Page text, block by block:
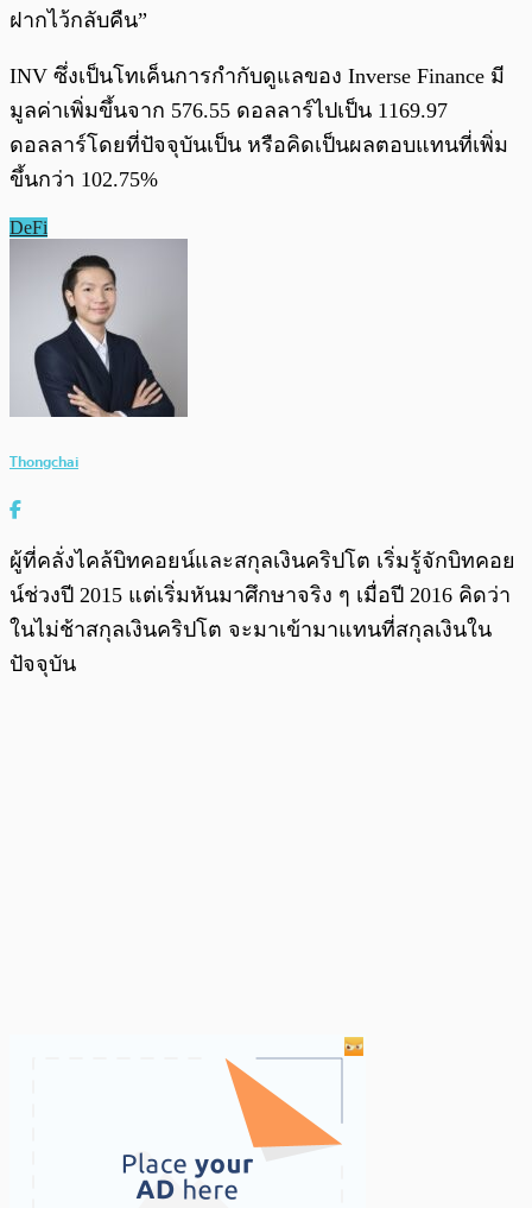
ฝากไว้กลับคืน”
INV ซึ่งเป็นโทเค็นการกำกับดูแลของ Inverse Finance มี
มูลค่าเพิ่มขึ้นจาก 576.55 ดอลลาร์ไปเป็น 1169.97
ดอลลาร์โดยที่ปัจจุบันเป็น หรือคิดเป็นผลตอบแทนที่เพิ่ม
ขึ้นกว่า 102.75%
DeFi
Thongchai
ผู้ที่คลั่งไคล้บิทคอยน์และสกุลเงินคริปโต เริ่มรู้จักบิทคอย
น์ช่วงปี 2015 แต่เริ่มหันมาศึกษาจริง ๆ เมื่อปี 2016 คิดว่า
ในไม่ช้าสกุลเงินคริปโต จะมาเข้ามาแทนที่สกุลเงินใน
ปัจจุบัน